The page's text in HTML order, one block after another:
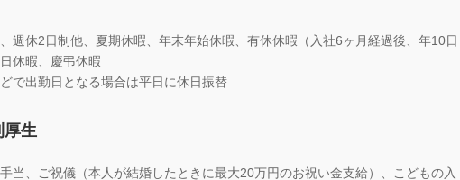
週休2日制他、夏期休暇、年末年始休暇、有休休暇（入社6ヶ月経過後、年10日
休暇、慶弔休暇
で出勤日となる場合は平日に休日振替
厚生
当、ご祝儀（本人が結婚したときに最大20万円のお祝い金支給）、こどもの入